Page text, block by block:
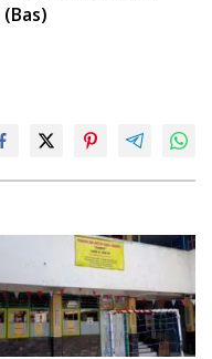
(Bas)